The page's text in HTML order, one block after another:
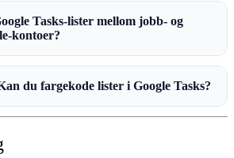
Tasks-lister mellom jobb- og
kontoer?
du fargekode lister i Google Tasks?